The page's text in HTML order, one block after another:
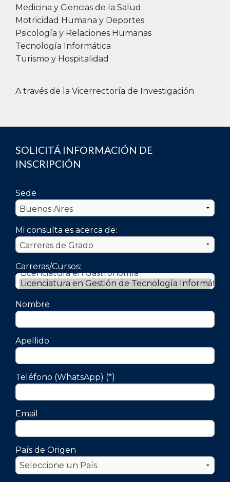
Tecnología Informática
Ing. Dario Cardacci
Dario.Cardacci@uai.edu.ar
Medicina y Ciencias de la Salud
Motricidad Humana y Deportes
Psicología y Relaciones Humanas
Tecnología Informática
Turismo y Hospitalidad
A través de la Vicerrectoría de Investigación
SOLICITÁ INFORMACIÓN DE
INSCRIPCIÓN
Sede
Mi consulta es acerca de:
Carreras/Cursos:
Nombre
Apellido
Teléfono (WhatsApp) (*)
Email
País de Origen